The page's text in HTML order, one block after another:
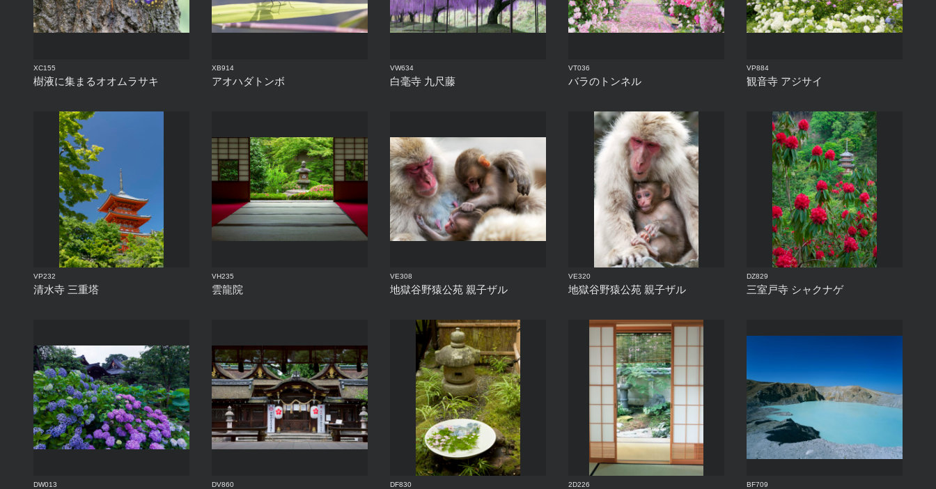
XC155
樹液に集まるオオムラサキ
XB914
アオハダトンボ
VW634
白毫寺 九尺藤
VT036
バラのトンネル
VP884
観音寺 アジサイ
VP232
清水寺 三重塔
VH235
雲龍院
VE308
地獄谷野猿公苑 親子ザル
VE320
地獄谷野猿公苑 親子ザル
DZ829
三室戸寺 シャクナゲ
DW013 DV860 DF830 2D226 BF709